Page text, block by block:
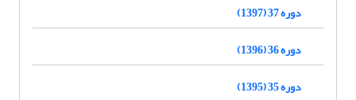
دوره 37 (1397)
دوره 36 (1396)
دوره 35 (1395)